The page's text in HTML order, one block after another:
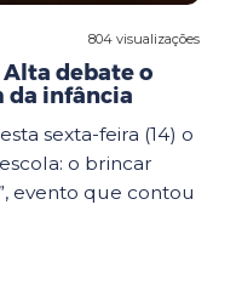
804 visualizações
Alta debate o
da infância
sexta-feira (14) o
o brincar
evento que contou